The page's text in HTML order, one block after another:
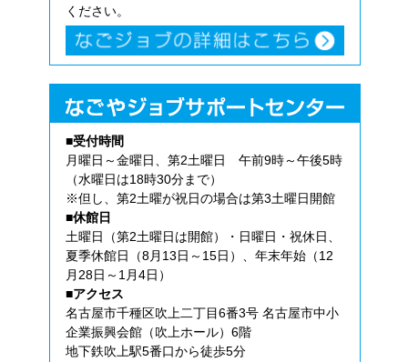
ください。
■受付時間
月曜日～金曜日、第2土曜日 午前9時～午後5時
（水曜日は18時30分まで）
※但し、第2土曜が祝日の場合は第3土曜日開館
■休館日
土曜日（第2土曜日は開館）・日曜日・祝休日、
夏季休館日（8月13日～15日）、年末年始（12
月28日～1月4日）
■アクセス
名古屋市千種区吹上二丁目6番3号 名古屋市中小
企業振興会館（吹上ホール）6階
地下鉄吹上駅5番口から徒歩5分